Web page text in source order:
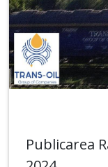
Publicarea